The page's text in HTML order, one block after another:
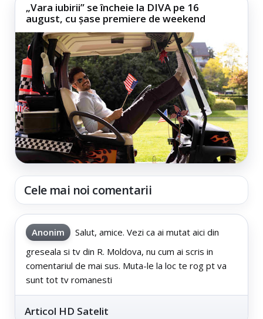
„Vara iubirii” se încheie la DIVA pe 16
august, cu șase premiere de weekend
Cele mai noi comentarii
Anonim
Salut, amice. Vezi ca ai mutat aici din
greseala si tv din R. Moldova, nu cum ai scris in
comentariul de mai sus. Muta-le la loc te rog pt va
sunt tot tv romanesti
Articol HD Satelit